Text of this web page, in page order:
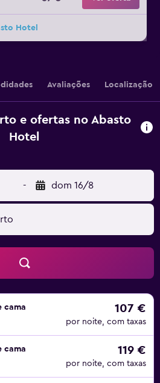
Hotel
Avaliações Localização
e ofertas no Abasto
Hotel
- dom 16/8
cama
107 €
por noite, com taxas
cama
119 €
por noite, com taxas